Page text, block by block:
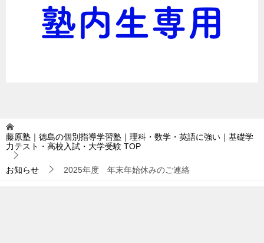
藤原塾｜徳島の個別指導学習塾｜理科・数学・英語に強い｜基礎学
力テスト・高校入試・大学受験 TOP
お知らせ 2025年度 年末年始休みのご連絡